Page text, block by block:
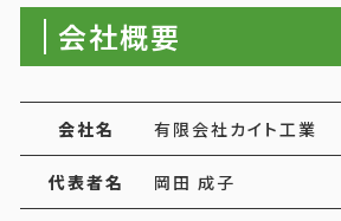
会社概要
会社名 有限会社カイト工業
代表者名 岡田 成子